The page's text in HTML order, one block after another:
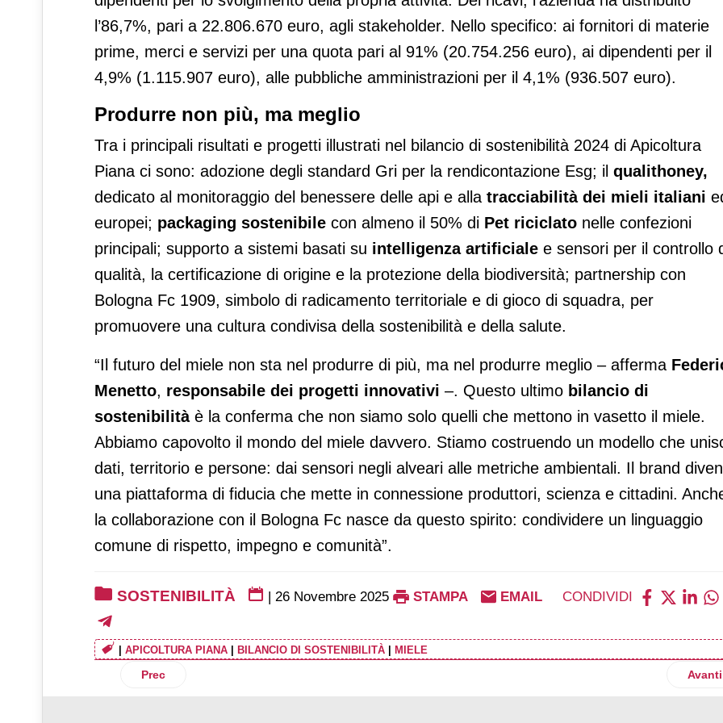
l’86,7%, pari a 22.806.670 euro, agli stakeholder. Nello specifico: ai fornitori di materie
prime, merci e servizi per una quota pari al 91% (20.754.256 euro), ai dipendenti per il
4,9% (1.115.907 euro), alle pubbliche amministrazioni per il 4,1% (936.507 euro).
Produrre non più, ma meglio
Tra i principali risultati e progetti illustrati nel bilancio di sostenibilità 2024 di Apicoltura
Piana ci sono: adozione degli standard Gri per la rendicontazione Esg; il qualithoney,
dedicato al monitoraggio del benessere delle api e alla tracciabilità dei mieli italiani
europei; packaging sostenibile con almeno il 50% di Pet riciclato nelle confezioni
principali; supporto a sistemi basati su intelligenza artificiale e sensori per il controllo
qualità, la certificazione di origine e la protezione della biodiversità; partnership con
Bologna Fc 1909, simbolo di radicamento territoriale e di gioco di squadra, per
promuovere una cultura condivisa della sostenibilità e della salute.
“Il futuro del miele non sta nel produrre di più, ma nel produrre meglio – afferma
Menetto, responsabile dei progetti innovativi ­–. Questo ultimo bilancio di
sostenibilitàè la conferma che non siamo solo quelli che mettono in vasetto il miele.
Abbiamo capovolto il mondo del miele davvero. Stiamo costruendo un modello che
dati, territorio e persone: dai sensori negli alveari alle metriche ambientali. Il brand
una piattaforma di fiducia che mette in connessione produttori, scienza e cittadini.
la collaborazione con il Bologna Fc nasce da questo spirito: condividere un linguaggio
comune di rispetto, impegno e comunità”.
SOSTENIBILITÀ | 26 Novembre 2025 STAMPA EMAIL CONDIVIDI
APICOLTURA PIANA BILANCIO DI SOSTENIBILITÀ MIELE
Articolo precedente: Frosta celebra un anno di paper bag e continua la sua missione green con
Prec Avanti